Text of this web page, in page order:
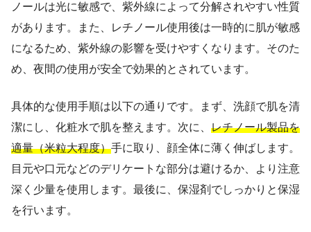
ノールは光に敏感で、紫外線によって分解されやすい性質
があります。また、レチノール使用後は一時的に肌が敏感
になるため、紫外線の影響を受けやすくなります。そのた
め、夜間の使用が安全で効果的とされています。
具体的な使用手順は以下の通りです。まず、洗顔で肌を清
潔にし、化粧水で肌を整えます。次に、 レチノール製品を
適量（米粒大程度）手に取り、顔全体に薄く伸ばします。
目元や口元などのデリケートな部分は避けるか、より注意
深く少量を使用します。最後に、保湿剤でしっかりと保湿
を行います。